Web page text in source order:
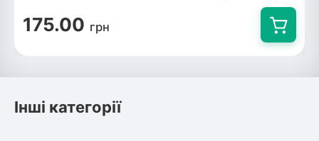
175.00 грн
Інші категорії